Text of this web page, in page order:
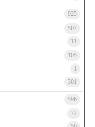
925
507
11
105
1
301
596
72